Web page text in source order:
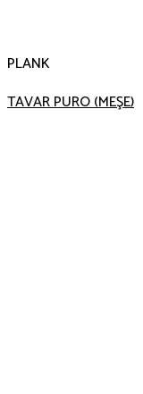
PLANK
TAVAR PURO (MEŞE)